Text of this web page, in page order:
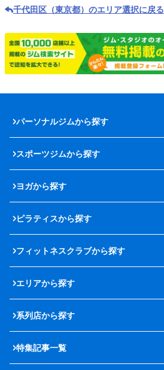
千代田区（東京都）のエリア選択に戻る
パーソナルジムから探す
スポーツジムから探す
ヨガから探す
ピラティスから探す
フィットネスクラブから探す
エリアから探す
系列店から探す
特集記事一覧